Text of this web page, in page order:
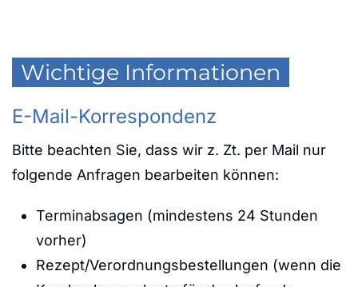
Wichtige Informationen
E-Mail-Korrespondenz
Bitte beachten Sie, dass wir z. Zt. per Mail nur
folgende Anfragen bearbeiten können:
Terminabsagen (mindestens 24 Stunden
vorher)
Rezept/Verordnungsbestellungen (wenn die